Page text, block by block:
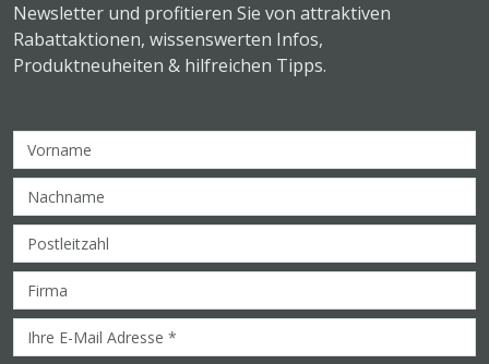
Newsletter und profitieren Sie von attraktiven
Rabattaktionen, wissenswerten Infos,
Produktneuheiten & hilfreichen Tipps.